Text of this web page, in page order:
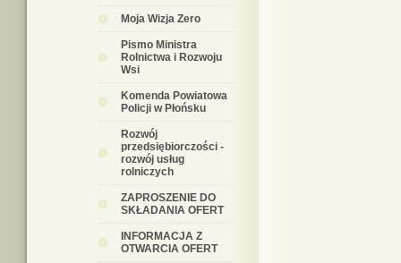
Moja Wizja Zero
Pismo Ministra
Rolnictwa i Rozwoju
Wsi
Komenda Powiatowa
Policji w Płońsku
Rozwój
przedsiębiorczości -
rozwój usług
rolniczych
ZAPROSZENIE DO
SKŁADANIA OFERT
INFORMACJA Z
OTWARCIA OFERT